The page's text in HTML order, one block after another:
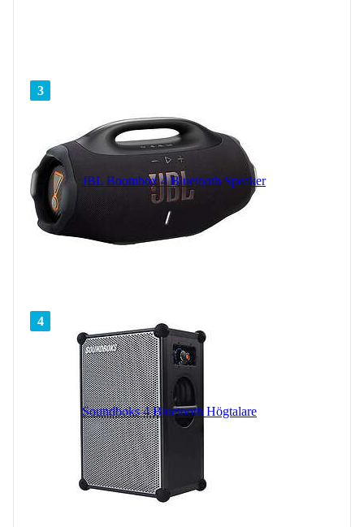
3
JBL Boombox 4 Bluetooth Speaker
4
Soundboks 4 Bluetooth Högtalare